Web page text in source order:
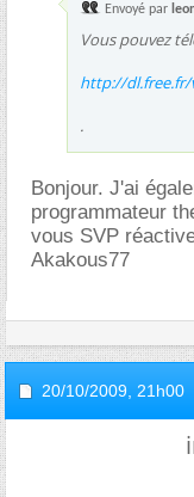
Envoyé par
Vous pouvez
http://dl.free.fr/
.
Bonjour. J'ai
programmateur
vous SVP
Akakous77
20/10/2009, 21h00